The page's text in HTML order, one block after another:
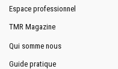
Espace professionnel
TMR Magazine
Qui somme nous
Guide pratique